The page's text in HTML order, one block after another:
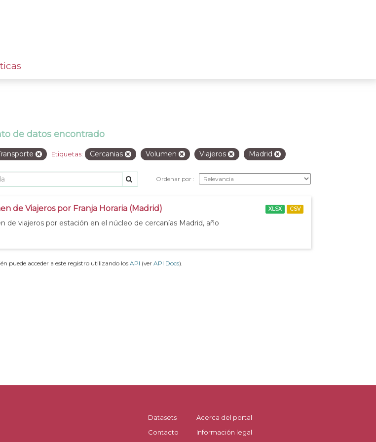
de datos encontrado
Etiquetas: Cercanias Volumen Viajeros Madrid
Ordenar por
de Viajeros por Franja Horaria (Madrid)
de viajeros por estación en el núcleo de cercanías Madrid, año
XLSX CSV
puede acceder a este registro utilizando losAPI (ver API Docs).
Datasets
Contacto
Acerca del portal
Información legal